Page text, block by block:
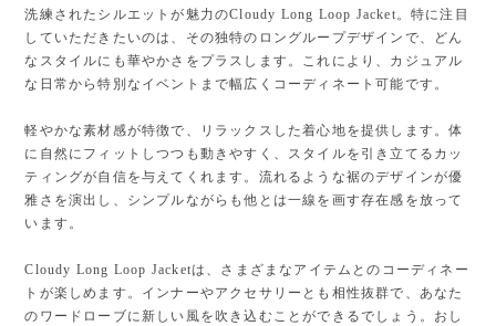
洗練されたシルエットが魅力のCloudy Long Loop Jacket。特に注目
していただきたいのは、その独特のロングループデザインで、どん
なスタイルにも華やかさをプラスします。これにより、カジュアル
な日常から特別なイベントまで幅広くコーディネート可能です。
軽やかな素材感が特徴で、リラックスした着心地を提供します。体
に自然にフィットしつつも動きやすく、スタイルを引き立てるカッ
ティングが自信を与えてくれます。流れるような裾のデザインが優
雅さを演出し、シンプルながらも他とは一線を画す存在感を放って
います。
Cloudy Long Loop Jacketは、さまざまなアイテムとのコーディネー
トが楽しめます。インナーやアクセサリーとも相性抜群で、あなた
のワードローブに新しい風を吹き込むことができるでしょう。おし